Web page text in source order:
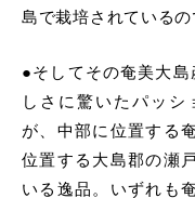
島で栽培されているの
●そしてその奄美大
しさに驚いたパッ
が、中部に位置する
位置する大島郡の瀬
いる逸品。いずれも